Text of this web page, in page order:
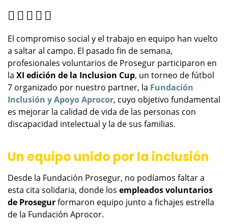
El compromiso social y el trabajo en equipo han vuelto
a saltar al campo. El pasado fin de semana,
profesionales voluntarios de Prosegur participaron en
la XI edición de la Inclusion Cup, un torneo de fútbol
7 organizado por nuestro partner, la Fundación
Inclusión y Apoyo Aprocor, cuyo objetivo fundamental
es mejorar la calidad de vida de las personas con
discapacidad intelectual y la de sus familias.
Un equipo unido por la inclusión
Desde la Fundación Prosegur, no podíamos faltar a
esta cita solidaria, donde los empleados voluntarios
de Prosegurformaron equipo junto a fichajes estrella
de la Fundación Aprocor.